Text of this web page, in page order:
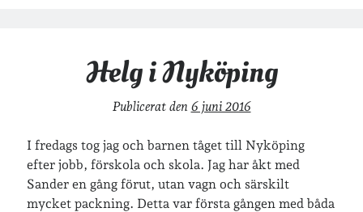
Logga in
Flöde för inlägg
Flöde för kommentarer
WordPress.org
Helg i Nyköping
Publicerat den 6 juni 2016
I fredags tog jag och barnen tåget till Nyköping
efter jobb, förskola och skola. Jag har åkt med
Sander en gång förut, utan vagn och särskilt
mycket packning. Detta var första gången med båda